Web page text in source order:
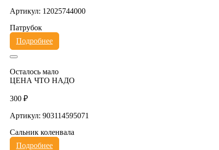
Артикул: 12025744000
Патрубок
Подробнее
Осталось мало
ЦЕНА ЧТО НАДО
300 ₽
Артикул: 903114595071
Сальник коленвала
Подробнее